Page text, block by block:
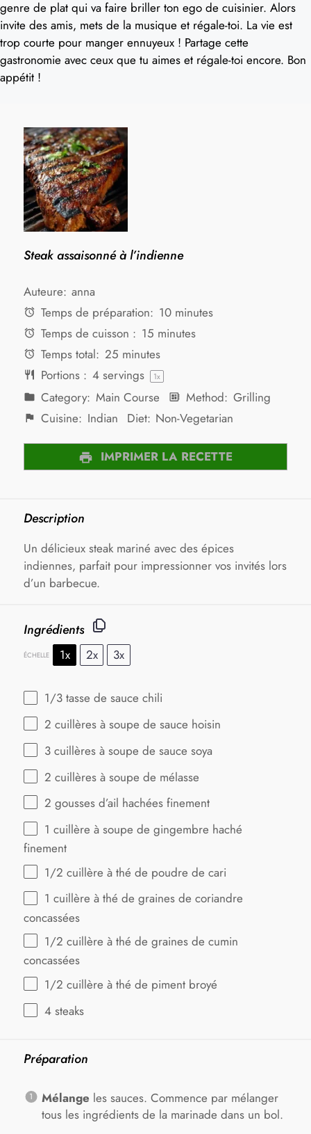
genre de plat qui va faire briller ton ego de cuisinier. Alors
invite des amis, mets de la musique et régale-toi. La vie est
trop courte pour manger ennuyeux ! Partage cette
gastronomie avec ceux que tu aimes et régale-toi encore. Bon
appétit !
Steak assaisonné à l’indienne
Auteure: anna
Temps de préparation: 10 minutes
Temps de cuisson : 15 minutes
Temps total: 25 minutes
Portions : 4servings 1x
Category: Main Course Method: Grilling
Cuisine: Indian Diet: Non-Vegetarian
IMPRIMER LA RECETTE
Description
Un délicieux steak mariné avec des épices
indiennes, parfait pour impressionner vos invités lors
d’un barbecue.
Ingrédients
ÉCHELLE 1x 2x 3x
1/3 tasse de sauce chili
2 cuillères à soupe de sauce hoisin
3 cuillères à soupe de sauce soya
2 cuillères à soupe de mélasse
2 gousses d’ail hachées finement
1 cuillère à soupe de gingembre haché
finement
1/2 cuillère à thé de poudre de cari
1 cuillère à thé de graines de coriandre
concassées
1/2 cuillère à thé de graines de cumin
concassées
1/2 cuillère à thé de piment broyé
4 steaks
Préparation
Mélange les sauces. Commence par mélanger
tous les ingrédients de la marinade dans un bol.